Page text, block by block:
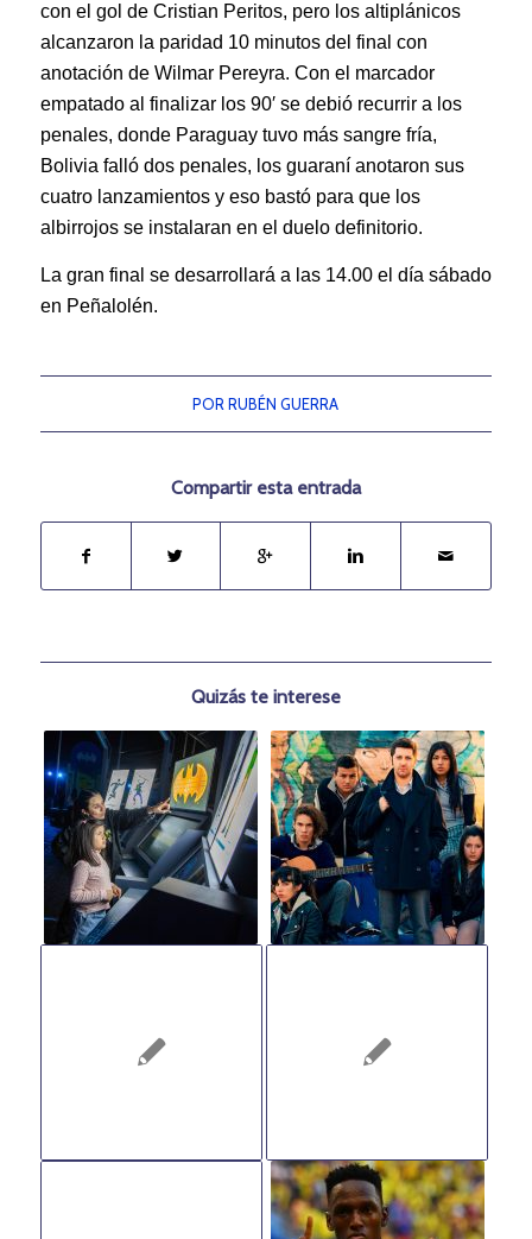
con el gol de Cristian Peritos, pero los altiplánicos
alcanzaron la paridad 10 minutos del final con
anotación de Wilmar Pereyra. Con el marcador
empatado al finalizar los 90′ se debió recurrir a los
penales, donde Paraguay tuvo más sangre fría,
Bolivia falló dos penales, los guaraní anotaron sus
cuatro lanzamientos y eso bastó para que los
albirrojos se instalaran en el duelo definitorio.
La gran final se desarrollará a las 14.00 el día sábado
en Peñalolén.
PORRUBÉN GUERRA
Compartir esta entrada
Quizás te interese